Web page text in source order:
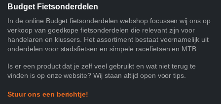
Budget Fietsonderdelen
In de online Budget fietsonderdelen webshop focussen wij ons op
verkoop van goedkope fietsonderdelen die relevant zijn voor
handelaren en klussers. Het assortiment bestaat voornamelijk uit
onderdelen voor stadsfietsen en simpele racefietsen en MTB.
Is er een product dat je zelf veel gebruikt en wat niet terug te
vinden is op onze website? Wij staan altijd open voor tips.
Stuur ons een berichtje!